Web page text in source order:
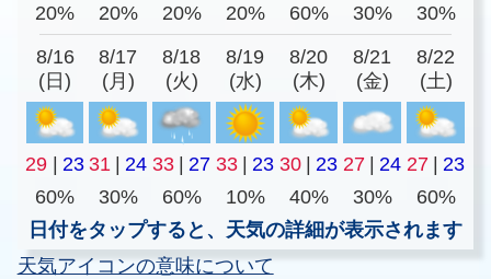
20%
20% 20% 20% 60% 30% 30%
8/16
(日)
8/17
(月)
8/18
(火)
8/19
(水)
8/20
(木)
8/21
(金)
8/22
(土)
29 | 23 31 | 24 33 | 27 33 | 23 30 | 23 27 | 24 27 | 23
60%
30% 60% 10% 40% 30%
60%
日付をタップすると、天気の詳細が表示されます
天気アイコンの意味について